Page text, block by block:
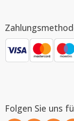
Folgen Sie uns